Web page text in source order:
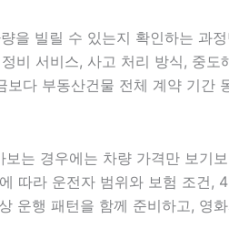
을 빌릴 수 있는지 확인하는 과
비 서비스, 사고 처리 방식, 중
다 부동산건물 전체 계약 기
는 경우에는 차량 가격만 보
따라 운전자 범위와 보험 조
운행 패턴을 함께 준비하고,